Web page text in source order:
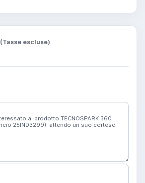
(Tasse escluse)